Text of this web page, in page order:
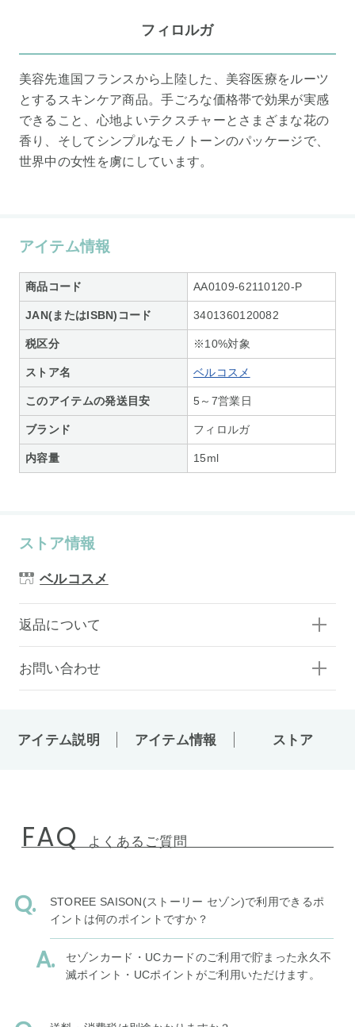
フィロルガ
美容先進国フランスから上陸した、美容医療をルーツ
とするスキンケア商品。手ごろな価格帯で効果が実感
できること、心地よいテクスチャーとさまざまな花の
香り、そしてシンプルなモノトーンのパッケージで、
世界中の女性を虜にしています。
アイテム情報
商品コード AA0109-62110120-P
JAN(またはISBN)コード 3401360120082
税区分 ※10%対象
ストア名 ベルコスメ
このアイテムの発送目安 5～7営業日
ブランド フィロルガ
内容量 15ml
ストア情報
ベルコスメ
返品について
お問い合わせ
アイテム説明 アイテム情報 ストア
FAQ よくあるご質問
STOREE SAISON(ストーリー セゾン)で利用できるポ
イントは何のポイントですか？
セゾンカード・UCカードのご利用で貯まった永久不
滅ポイント・UCポイントがご利用いただけます。